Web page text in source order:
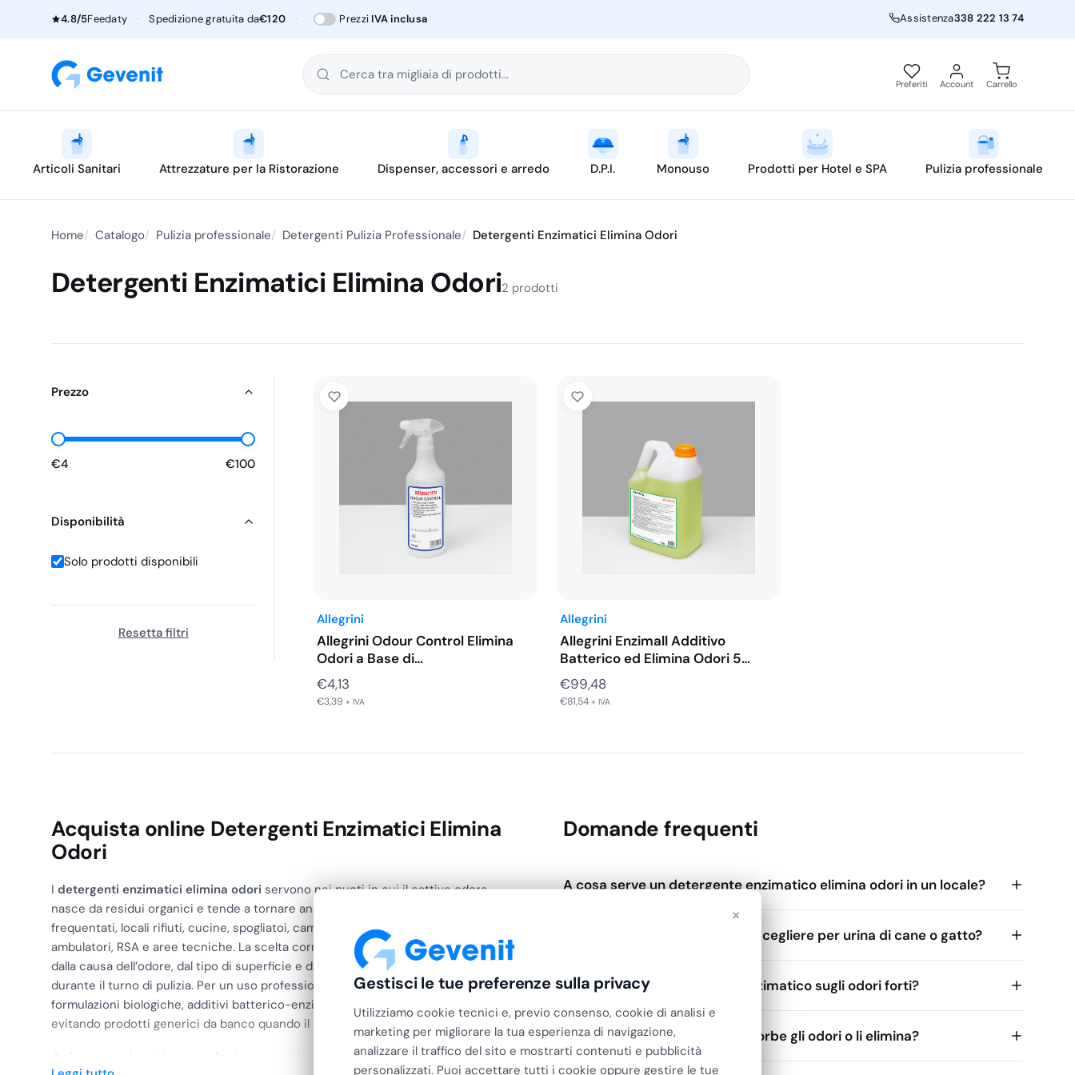
4.8/5Feedaty · Spedizione gratuita da€120 · Prezzi IVA inclusa Assistenza338 222 13 74
Cerca tra migliaia di prodotti...
Preferiti Account Carrello
Articoli Sanitari Attrezzature per la Ristorazione Dispenser, accessori e arredo D.P.I. Monouso Prodotti per Hotel e SPA Pulizia professionale
Home Catalogo Pulizia professionale Detergenti Pulizia Professionale Detergenti Enzimatici Elimina Odori
Detergenti Enzimatici Elimina Odori2 prodotti
Prezzo
€4 €100
Disponibilità
Solo prodotti disponibili
Resetta filtri
Allegrini
Allegrini Odour Control Elimina
Odori a Base di…
€4,13
€3,39 + IVA
Allegrini
Allegrini Enzimall Additivo
Batterico ed Elimina Odori 5…
€99,48
€81,54 + IVA
Acquista online Detergenti Enzimatici Elimina
Odori
I detergenti enzimatici elimina odori servono nei punti in cui il cattivo odore
nasce da residui organici e tende a tornare anche dopo il lavaggio: bagni molto
frequentati, locali rifiuti, cucine, spogliatoi, camere di hotelpet
ambulatori, RSA e aree tecniche. La scelta corretta non parte dal profumo, ma
dalla causa dell’odore, dal tipo di superficie e dal tempo di contatto possibile
durante il turno di pulizia. Per un uso professionale conviene distinguere tra
formulazioni biologiche, additivi batterico-enzimatici e neutralizzatori specifici,
evitando prodotti generici da banco quando il problema è ricorrente.
Domande frequenti
A cosa serve un detergente enzimatico elimina odori in un locale?
Quale detergente enzimatico scegliere per urina di cane o gatto?
Come si usa un detergente enzimatico sugli odori forti?
Un detergente enzimatico assorbe gli odori o li elimina?
×
Gestisci le tue preferenze sulla privacy
Utilizziamo cookie tecnici e, previo consenso, cookie di analisi e
marketing per migliorare la tua esperienza di navigazione,
analizzare il traffico del sito e mostrarti contenuti e pubblicità
personalizzati. Puoi accettare tutti i cookie oppure gestire le tue